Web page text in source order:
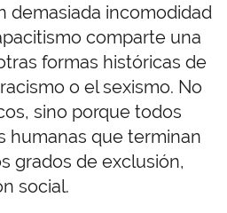
demasiada incomodidad
comparte una
formas históricas de
o el sexismo. No
sino porque todos
humanas que terminan
grados de exclusión,
social.